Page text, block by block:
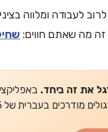
לעבודה ומלווה
זה מה שאתם חווים:
את זה ביחד.